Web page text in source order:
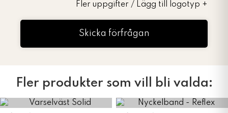
Fler uppgifter / Lägg till logotyp +
Skicka förfrågan
Fler produkter som vill bli valda: